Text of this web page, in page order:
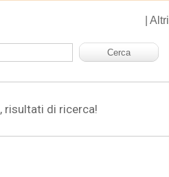
Altri
, risultati di ricerca!